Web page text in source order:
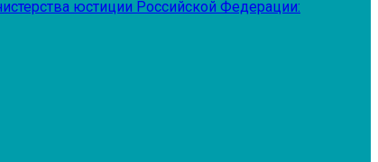
юстиции Российской Федерации: